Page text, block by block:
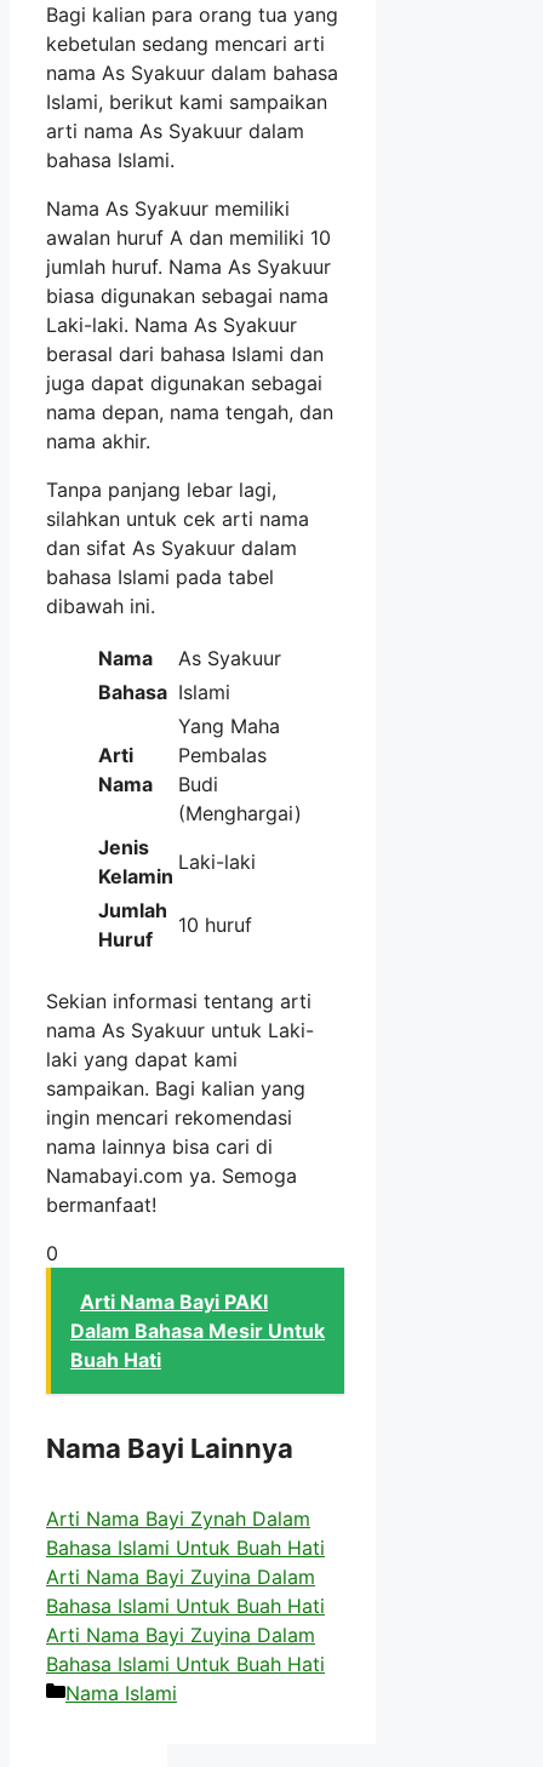
Bagi kalian para orang tua yang
kebetulan sedang mencari arti
nama As Syakuur dalam bahasa
Islami, berikut kami sampaikan
arti nama As Syakuur dalam
bahasa Islami.
Nama As Syakuur memiliki
awalan huruf A dan memiliki 10
jumlah huruf. Nama As Syakuur
biasa digunakan sebagai nama
Laki-laki. Nama As Syakuur
berasal dari bahasa Islami dan
juga dapat digunakan sebagai
nama depan, nama tengah, dan
nama akhir.
Tanpa panjang lebar lagi,
silahkan untuk cek arti nama
dan sifat As Syakuur dalam
bahasa Islami pada tabel
dibawah ini.
Nama
As Syakuur
Bahasa Islami
Arti
Nama
Yang Maha
Pembalas
Budi
(Menghargai)
Jenis
Kelamin
Laki-laki
Jumlah
Huruf
10 huruf
Sekian informasi tentang arti
nama As Syakuur untuk Laki-
laki yang dapat kami
sampaikan. Bagi kalian yang
ingin mencari rekomendasi
nama lainnya bisa cari di
Namabayi.com ya. Semoga
bermanfaat!
0
Arti Nama Bayi PAKI
Dalam Bahasa Mesir Untuk
Buah Hati
Nama Bayi Lainnya
Arti Nama Bayi Zynah Dalam
Bahasa Islami Untuk Buah Hati
Arti Nama Bayi Zuyina Dalam
Bahasa Islami Untuk Buah Hati
Arti Nama Bayi Zuyina Dalam
Bahasa Islami Untuk Buah Hati
Kategori
Nama Islami